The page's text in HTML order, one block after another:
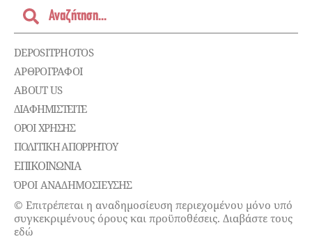
DEPOSITPHOTOS
ΑΡΘΡΟΓΡΑΦΟΙ
ABOUT US
ΔΙΑΦΗΜΙΣΤΕΊΤΕ
ΌΡΟΙ ΧΡΉΣΗΣ
ΠΟΛΙΤΙΚΉ ΑΠΟΡΡΉΤΟΥ
ΕΠΙΚΟΙΝΩΝΊΑ
ΌΡΟΙ ΑΝΑΔΗΜΟΣΙΕΥΣΗΣ
© Επιτρέπεται η αναδημοσίευση περιεχομένου μόνο υπό
συγκεκριμένους όρους και προϋποθέσεις. Διαβάστε τους
εδώ